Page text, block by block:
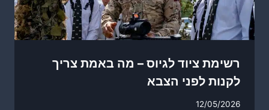
רשימת ציוד לגיוס – מה באמת צריך
לקנות לפני הצבא
12/05/2026